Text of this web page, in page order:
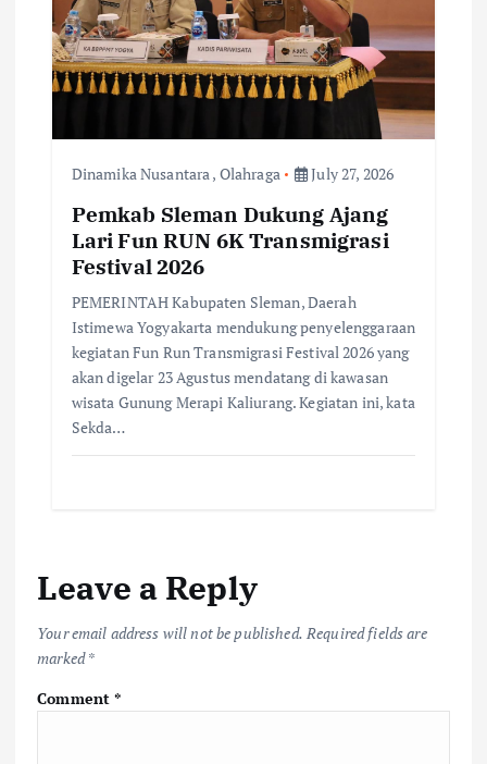
Dinamika Nusantara , Olahraga July 27, 2026
Pemkab Sleman Dukung Ajang
Lari Fun RUN 6K Transmigrasi
Festival 2026
PEMERINTAH Kabupaten Sleman, Daerah
Istimewa Yogyakarta mendukung penyelenggaraan
kegiatan Fun Run Transmigrasi Festival 2026 yang
akan digelar 23 Agustus mendatang di kawasan
wisata Gunung Merapi Kaliurang. Kegiatan ini, kata
Sekda…
Leave a Reply
Your email address will not be published. Required fields are
marked*
Comment*